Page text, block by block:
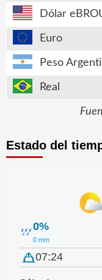
Dólar
Euro
Peso
Real
Estado del
0%
0 mm
07:24